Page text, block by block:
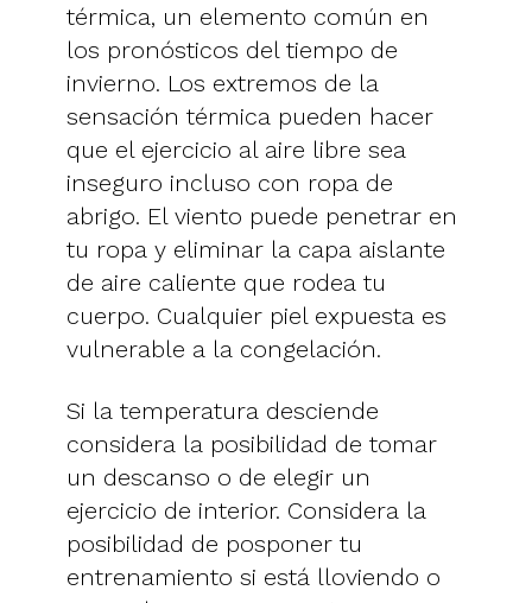
térmica, un elemento común en
los pronósticos del tiempo de
invierno. Los extremos de la
sensación térmica pueden hacer
que el ejercicio al aire libre sea
inseguro incluso con ropa de
abrigo. El viento puede penetrar en
tu ropa y eliminar la capa aislante
de aire caliente que rodea tu
cuerpo. Cualquier piel expuesta es
vulnerable a la congelación.
Si la temperatura desciende
considera la posibilidad de tomar
un descanso o de elegir un
ejercicio de interior. Considera la
posibilidad de posponer tu
entrenamiento si está lloviendo o